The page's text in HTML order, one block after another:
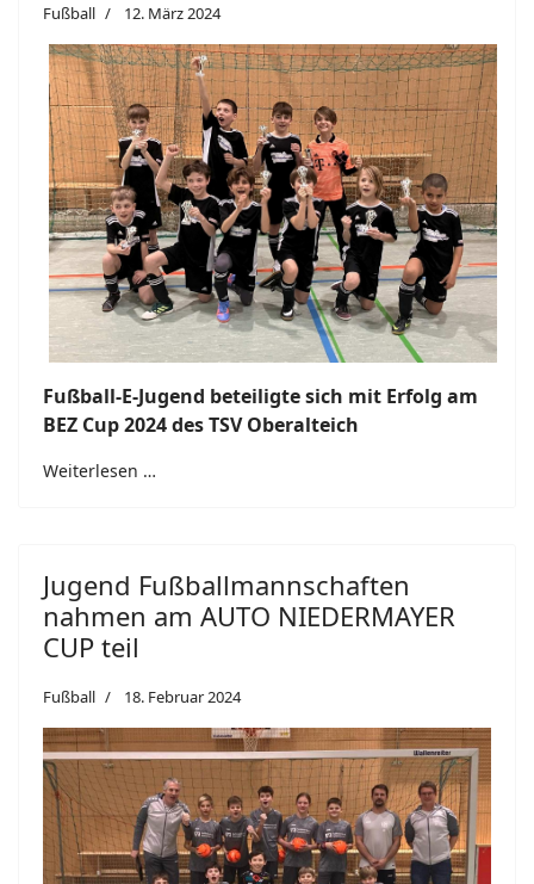
Fußball 12. März 2024
Fußball-E-Jugend beteiligte sich mit Erfolg am
BEZ Cup 2024 des TSV Oberalteich
Weiterlesen …
Jugend Fußballmannschaften
nahmen am AUTO NIEDERMAYER
CUP teil
Fußball 18. Februar 2024